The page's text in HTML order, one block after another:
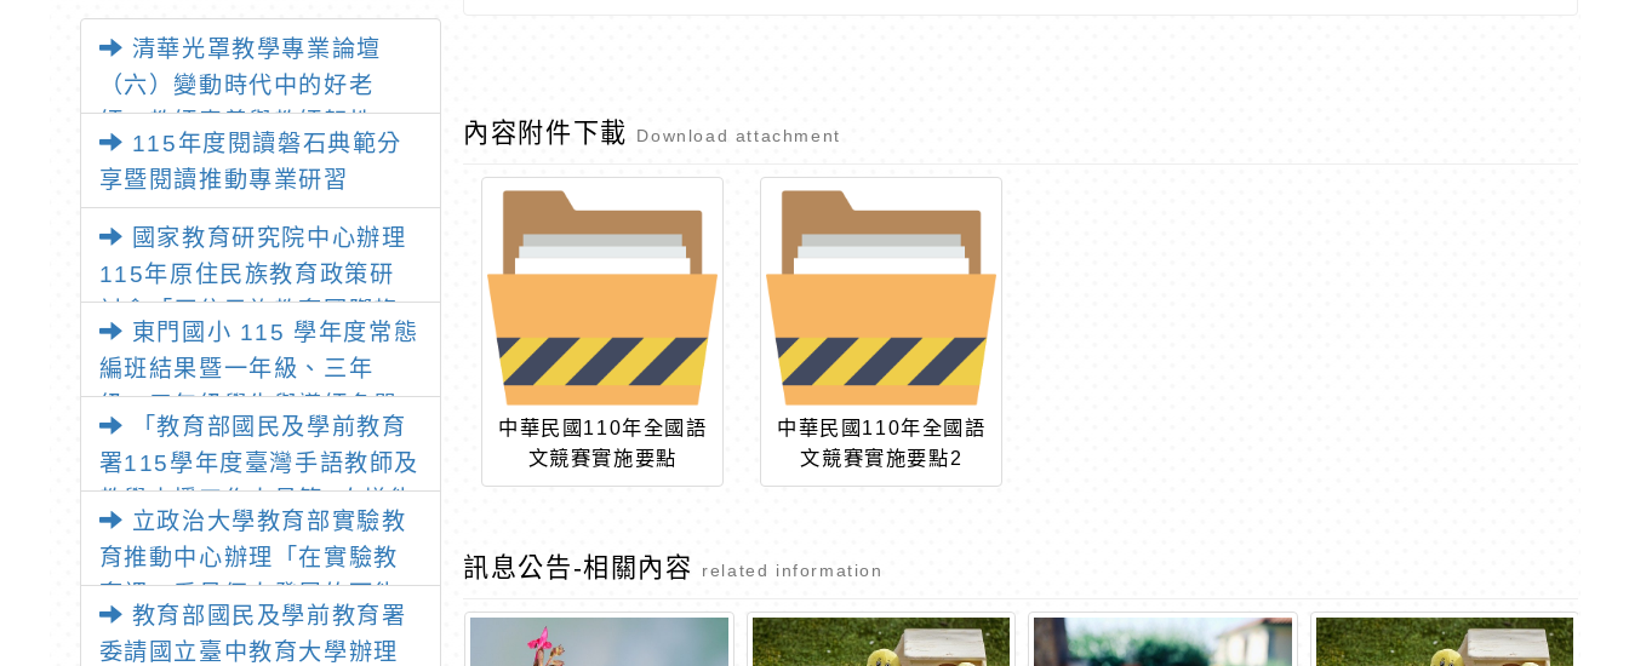
清華光罩教學專業論壇
（六）變動時代中的好老
師：教師素養與教師韌性
115年度閱讀磐石典範分
享暨閱讀推動專業研習
國家教育研究院中心辦理
115年原住民族教育政策研
討會「原住民族教育國際趨
勢與發展」
東門國小 115 學年度常態
編班結果暨一年級、三年
級、五年級學生與導師名單
「教育部國民及學前教育
署115學年度臺灣手語教師及
教學支援工作人員第1次增能
暨回訓研習實施計畫」1份
立政治大學教育部實驗教
育推動中心辦理「在實驗教
育裡，看見個人發展的可能
性」推廣講座
教育部國民及學前教育署
委請國立臺中教育大學辦理
內容附件下載 Download attachment
中華民國110年全國語
文競賽實施要點
中華民國110年全國語
文競賽實施要點2
訊息公告-相關內容 related information